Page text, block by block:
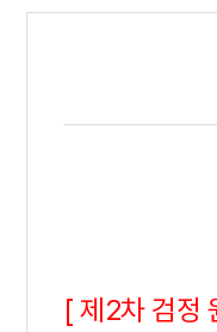
[ 제2차 검정